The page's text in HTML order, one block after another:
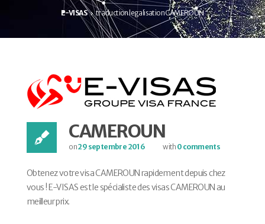
E-VISAS traduction legalisation CAMEROUN
CAMEROUN
on29 septembre 2016 with 0 comments
Obtenez votre visa CAMEROUN rapidement depuis chez
vous ! E-VISAS est le spécialiste des visas CAMEROUN au
meilleur prix.